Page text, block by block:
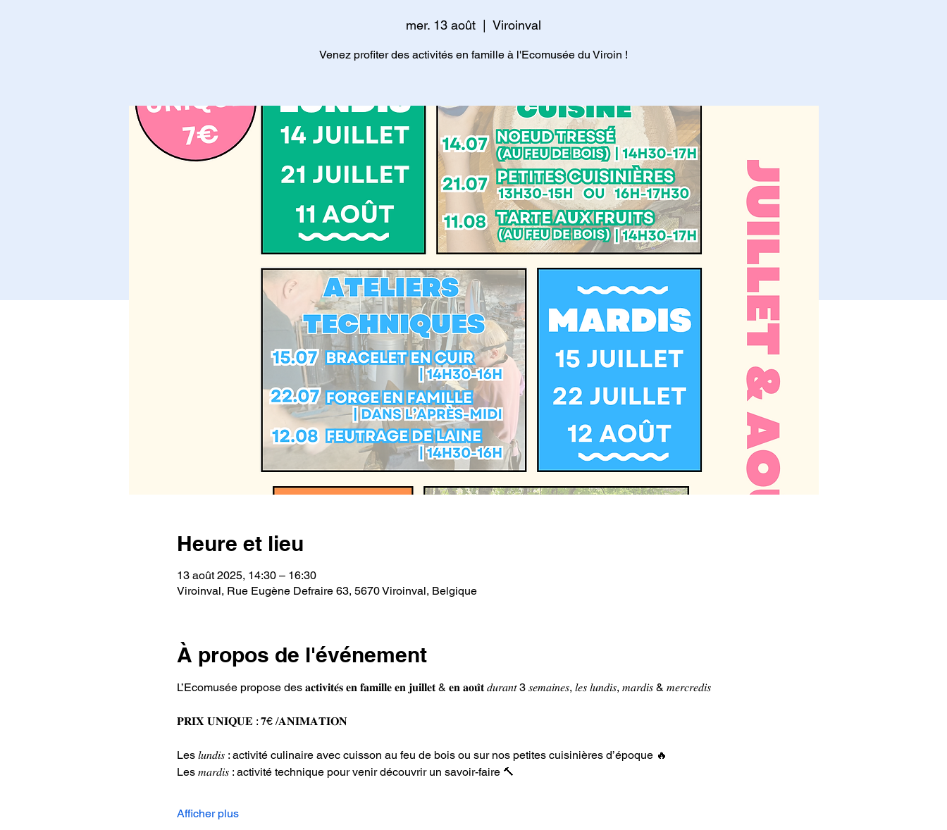
mer. 13 août Viroinval
Venez profiter des activités en famille à l'Ecomusée du Viroin !
Heure et lieu
13 août 2025, 14:30 – 16:30
Viroinval, Rue Eugène Defraire 63, 5670 Viroinval, Belgique
À propos de l'événement
L’Ecomusée propose des 𝐚𝐜𝐭𝐢𝐯𝐢𝐭𝐞́𝐬 𝐞𝐧 𝐟𝐚𝐦𝐢𝐥𝐥𝐞 𝐞𝐧 𝐣𝐮𝐢𝐥𝐥𝐞𝐭 & 𝐞𝐧 𝐚𝐨𝐮̂𝐭 𝑑𝑢𝑟𝑎𝑛𝑡 3 𝑠𝑒𝑚𝑎𝑖𝑛𝑒𝑠, 𝑙𝑒𝑠 𝑙𝑢𝑛𝑑𝑖𝑠, 𝑚𝑎𝑟𝑑𝑖𝑠 & 𝑚𝑒𝑟𝑐𝑟𝑒𝑑𝑖𝑠
𝐏𝐑𝐈𝐗 𝐔𝐍𝐈𝐐𝐔𝐄 : 𝟕€ /𝐀𝐍𝐈𝐌𝐀𝐓𝐈𝐎𝐍
Les 𝑙𝑢𝑛𝑑𝑖𝑠 : activité culinaire avec cuisson au feu de bois ou sur nos petites cuisinières d’époque 🔥
Les 𝑚𝑎𝑟𝑑𝑖𝑠 : activité technique pour venir découvrir un savoir-faire 🔨
Afficher plus